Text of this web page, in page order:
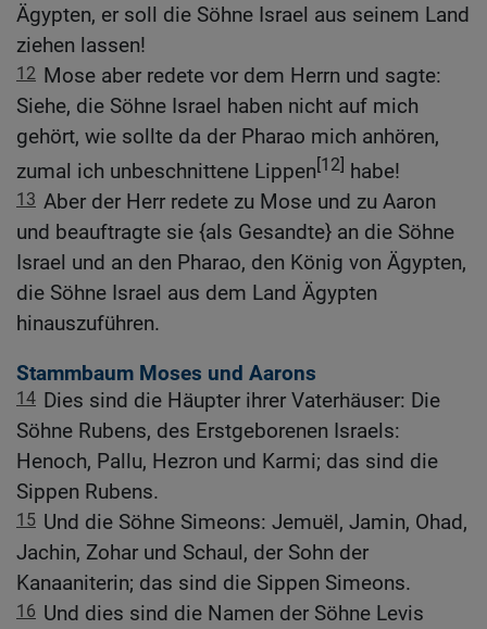
Ägypten, er soll die Söhne Israel aus seinem Land
ziehen lassen!
12 Mose aber redete vor dem Herrn und sagte:
Siehe, die Söhne Israel haben nicht auf mich
gehört, wie sollte da der Pharao mich anhören,
zumal ich unbeschnittene Lippen[12] habe!
13 Aber der Herr redete zu Mose und zu Aaron
und beauftragte sie {als Gesandte} an die Söhne
Israel und an den Pharao, den König von Ägypten,
die Söhne Israel aus dem Land Ägypten
hinauszuführen.
Stammbaum Moses und Aarons
14 Dies sind die Häupter ihrer Vaterhäuser: Die
Söhne Rubens, des Erstgeborenen Israels:
Henoch, Pallu, Hezron und Karmi; das sind die
Sippen Rubens.
15 Und die Söhne Simeons: Jemuël, Jamin, Ohad,
Jachin, Zohar und Schaul, der Sohn der
Kanaaniterin; das sind die Sippen Simeons.
16 Und dies sind die Namen der Söhne Levis